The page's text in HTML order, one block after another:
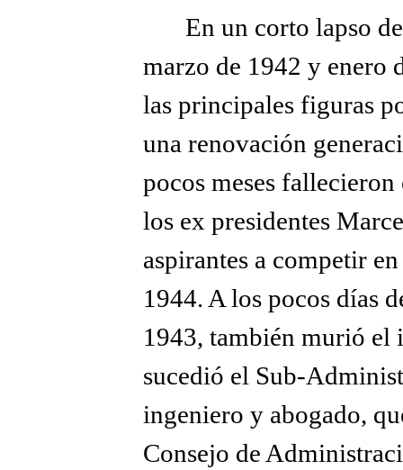
En un corto lapso
marzo de 1942 y enero
las principales figuras
una renovación
pocos meses
los ex presidentes
aspirantes a competir
1944. A los pocos días
1943, también murió el
sucedió el Sub-
ingeniero y abogado,
Consejo de